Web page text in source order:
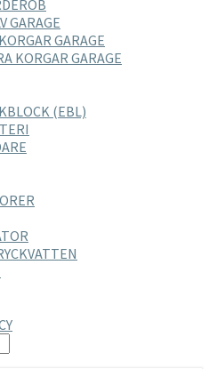
GARAGE
GARAGE
KORGAR GARAGE
(EBL)